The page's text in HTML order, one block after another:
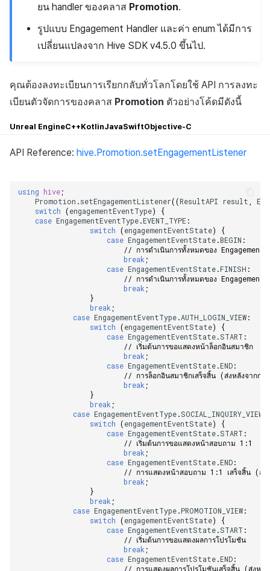
ยน handler ของคลาส Promotion.
รูปแบบ Engagement Handler และค่า enum ได้มีการ
เปลี่ยนแปลงจาก Hive SDK v4.5.0 ขึ้นไป.
คุณต้องลงทะเบียนการเรียกกลับทั่วโลกโดยใช้ API การลงทะ
เบียนตัวจัดการของคลาส Promotion ตัวอย่างโค้ดมีดังนี้
Unreal EngineC++KotlinJavaSwiftObjective-C
API Reference: hive.Promotion.setEngagementListener
using hive;
Promotion .setEngagementListener((ResultAPI result
switch (engagementEventType)
{
case EngagementEventType.EVENT_TYPE :
switch (engagementEventState)
{
case EngagementEventState.BEGIN :
// การดำเนินการทั้งหมดของ
break ;
case EngagementEventState.FINISH :
// การดำเนินการทั้งหมดของ
break ;
}
break ;
case EngagementEventType.AUTH_LOGIN_VIEW:
switch (engagementEventState)
{
case EngagementEventState.START :
// เริ่มต้นการขอแสดงหน้าล็อกอินสมาชิก
break ;
case EngagementEventState.END:
// การล็อกอินสมาชิกเสร็จสิ้น (ส่งหลังจา
break ;
}
break ;
case EngagementEventType.SOCIAL_INQUIRY_VIEW
switch (engagementEventState)
{
case EngagementEventState.START :
// เริ่มต้นการขอแสดงหน้าสอบถาม 1:1
break ;
case EngagementEventState.END:
// การแสดงหน้าสอบถาม 1:1 เสร็จสิ้น
break ;
}
break ;
case EngagementEventType.PROMOTION_VIEW:
switch (engagementEventState)
{
case EngagementEventState.START :
// เริ่มต้นการขอแสดงผลการโปรโมชัน
break ;
case EngagementEventState.END:
// การแสดงผลการโปรโมชันเสร็จสิ้น (ส่ง